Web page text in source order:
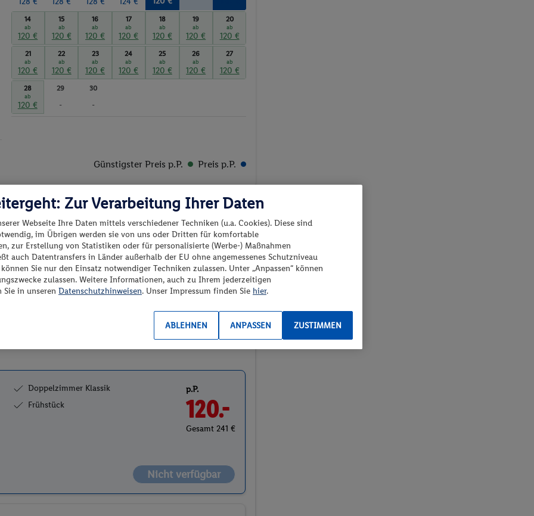
14
ab
120 €
15
ab
120 €
16
ab
120 €
17
ab
120 €
18
ab
120 €
19
ab
120 €
20
ab
120 €
21
ab
120 €
22
ab
120 €
23
ab
120 €
24
ab
120 €
25
ab
120 €
26
ab
120 €
27
ab
120 €
28
ab
120 €
29
-
30
-
Günstigster Preis p.P. Preis p.P.
los?
Preis aufsteigend
Doppelzimmer Klassik
Frühstück
p.P.
120.-
Gesamt 241 €
Nicht verfügbar
Zur Verarbeitung Ihrer Daten
Webseite Ihre Daten mittels verschiedener Techniken (u.a. Cookies). Diese sind
im Übrigen werden sie von uns oder Dritten für komfortable
zur Erstellung von Statistiken oder für personalisierte (Werbe-) Maßnahmen
auch Datentransfers in Länder außerhalb der EU ohne angemessenes Schutzniveau
Sie nur den Einsatz notwendiger Techniken zulassen. Unter „Anpassen“ können
zulassen. Weitere Informationen, auch zu Ihrem jederzeitigen
in unseren Datenschutzhinweisen. Unser Impressum finden Sie hier.
ZUSTIMMEN
ANPASSEN
ABLEHNEN